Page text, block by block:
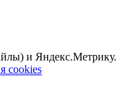
и Яндекс.Метрику.
cookies